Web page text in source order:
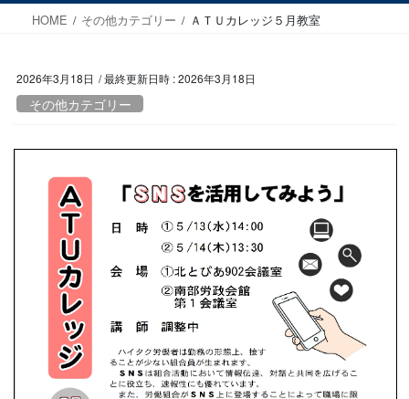
HOME その他カテゴリー ＡＴＵカレッジ５月教室
2026年3月18日 / 最終更新日時 :2026年3月18日
その他カテゴリー